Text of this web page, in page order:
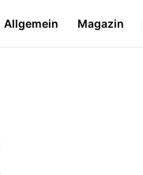
Allgemein Magazin